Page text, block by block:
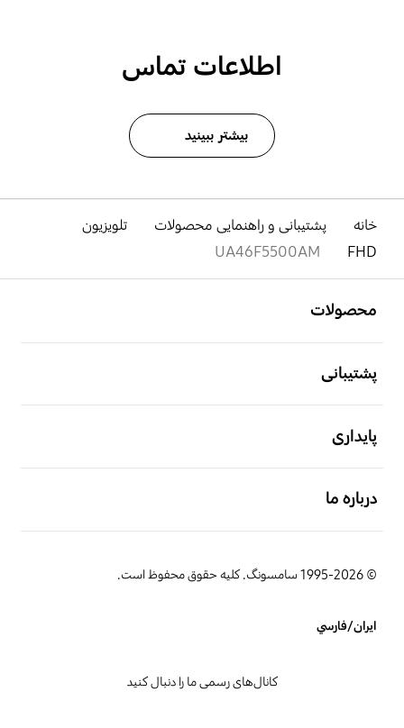
اطلاعات تماس
بیشتر ببینید
خانه پشتیبانی و راهنمایی محصولات
تلویزیون
FHD
UA46F5500AM
محصولات
پشتیبانی
پایداری
درباره ما
© 1995-2026 سامسونگ. کلیه حقوق محفوظ است.
ایران/فارسي
کانال‌های رسمی ما را دنبال کنید